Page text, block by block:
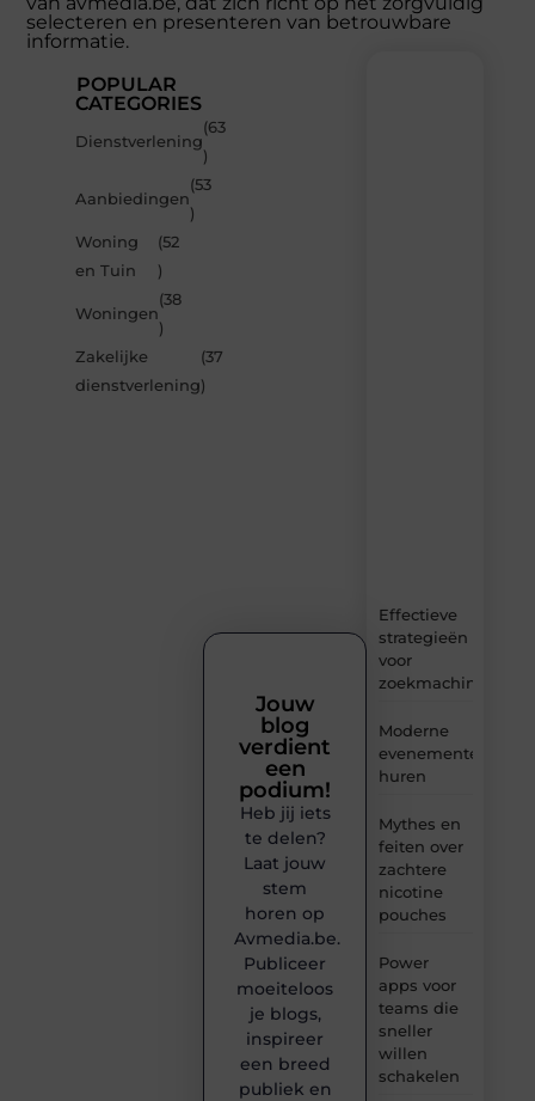
selecteren en presenteren van betrouwbare
informatie.
POPULAR
CATEGORIES
Dienstverlening
(63
)
Aanbiedingen
(53
)
Woning
en Tuin
(52
)
Woningen
(38
)
Zakelijke
dienstverlening
(37
)
Effectieve
strategieën
voor
Moderne
evenementenvloer
huren
Mythes en
feiten over
zachtere
nicotine
pouches
Power
apps voor
teams die
sneller
willen
schakelen
Jouw
blog
verdient
een
podium!
Heb jij iets
te delen?
Laat jouw
stem
horen op
Avmedia.be.
Publiceer
moeiteloos
je blogs,
inspireer
een breed
publiek en